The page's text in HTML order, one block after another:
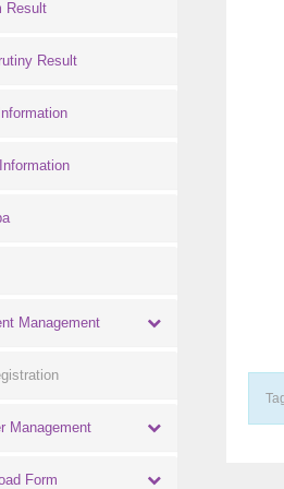
Result
Result
Management
Management
Form